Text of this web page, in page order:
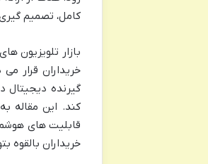
کامل، تصمیم
گیرنده دیجیتال
کند. این مقاله
قابلیت های
خریداران بالقوه